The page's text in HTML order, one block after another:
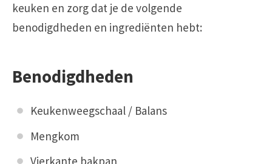
keuken en zorg dat je de volgende
benodigdheden en ingrediënten hebt:
Benodigdheden
Keukenweegschaal / Balans
Mengkom
Vierkante bakpan